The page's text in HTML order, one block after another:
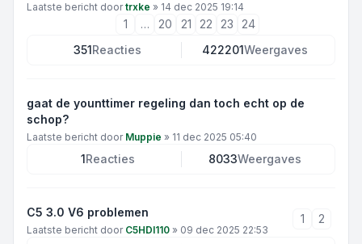
Laatste bericht doortrxke » 14 dec 2025 19:14
1 … 20 21 22 23
24
351Reacties 422201Weergaves
gaat de younttimer regeling dan toch echt op de
schop?
Laatste bericht door Muppie » 11 dec 2025 05:40
1Reacties 8033Weergaves
C5 3.0 V6 problemen
Laatste bericht door C5HDI110 » 09 dec 2025 22:53
1 2